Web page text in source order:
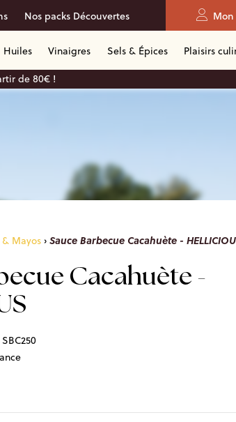
Nos packs Découvertes
Huiles Vinaigres Sels & Épices Plaisirs
de 80€ !
& Mayos ›Sauce Barbecue Cacahuète -
Cacahuète -
SBC250